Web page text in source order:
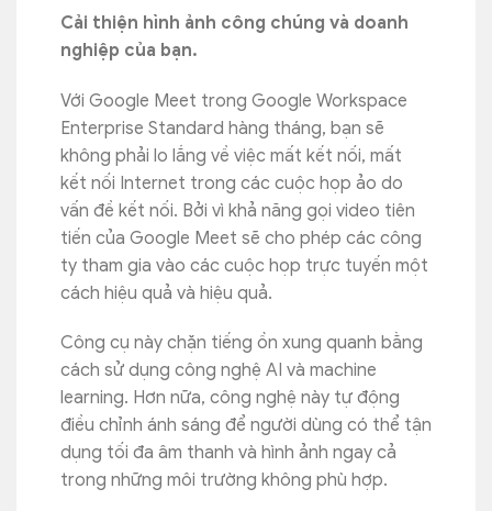
Cải thiện hình ảnh công chúng và doanh
nghiệp của bạn.
Với Google Meet trong Google Workspace
Enterprise Standard hàng tháng, bạn sẽ
không phải lo lắng về việc mất kết nối, mất
kết nối Internet trong các cuộc họp ảo do
vấn đề kết nối. Bởi vì khả năng gọi video tiên
tiến của Google Meet sẽ cho phép các công
ty tham gia vào các cuộc họp trực tuyến một
cách hiệu quả và hiệu quả.
Công cụ này chặn tiếng ồn xung quanh bằng
cách sử dụng công nghệ AI và machine
learning. Hơn nữa, công nghệ này tự động
điều chỉnh ánh sáng để người dùng có thể tận
dụng tối đa âm thanh và hình ảnh ngay cả
trong những môi trường không phù hợp.